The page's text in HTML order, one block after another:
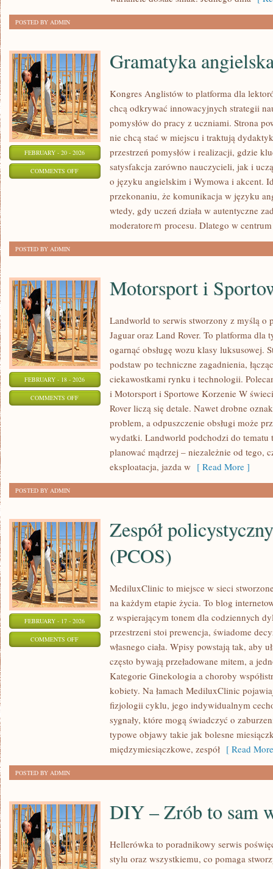
POSTED BY ADMIN
FEBRUARY - 20 - 2026
COMMENTS OFFON
GRAMATYKA
ANGIELSKA
Gramatyka
Kongres Anglistów to platforma dla
chcą odkrywać innowacyjnych strategii
pomysłów do pracy z uczniami. Strona
nie chcą stać w miejscu i traktują
przestrzeń pomysłów i realizacji, gdzie
satysfakcja zarówno nauczycieli, jak i
o języku angielskim i Wymowa i akcent.
przekonaniu, że komunikacja w języku
wtedy, gdy uczeń działa w autentyczne
moderatoreｍ procesu. Dlatego w
POSTED BY ADMIN
FEBRUARY - 18 - 2026
COMMENTS OFFON
MOTORSPORT
Motorsport i
Landworld to serwis stworzony z myślą o
Jaguar oraz Land Rover. To platforma dla
ogarnąć obsługę wozu klasy luksusowej.
podstaw po techniczne zagadnienia,
ciekawostkami rynku i technologii.
i Motorsport i Sportowe Korzenie W
Rover liczą się detale. Nawet drobne
problem, a odpuszczenie obsługi może
wydatki. Landworld podchodzi do tematu
planować mądrzej – niezależnie od tego,
eksploatacja, jazda w [ Read More ]
POSTED BY ADMIN
FEBRUARY - 17 - 2026
COMMENTS OFFON
POLICYSTYCZNYCH
Zespół
(PCOS)
MediluxClinic to miejsce w sieci
na każdym etapie życia. To blog
z wspierającym tonem dla codziennych
przestrzeni stoi prewencja, świadome
własnego ciała. Wpisy powstają tak, aby
często bywają przeładowane mitem, a
Kategorie Ginekologia a choroby
kobiety. Na łamach MediluxClinic
fizjologii cyklu, jego indywidualnym
sygnały, które mogą świadczyć o
typowe objawy takie jak bolesne
międzymiesiączkowe, zespół [ Read
POSTED BY ADMIN
DIY – Zrób to sam
Hellerówka to poradnikowy serwis
stylu oraz wszystkiemu, co pomaga